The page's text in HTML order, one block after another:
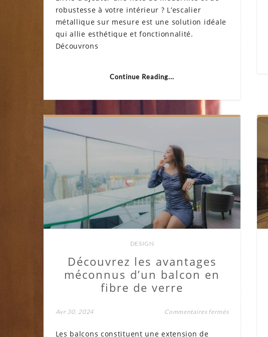
robustesse à votre intérieur ? L’escalier
métallique sur mesure est une solution idéale
qui allie esthétique et fonctionnalité.
Découvrons
Continue Reading...
DESIGN
Découvrez les avantages
méconnus d’un balcon en
fibre de verre
Avr 30, 2024 Commentaires ferméssur
Les balcons constituent une extension de